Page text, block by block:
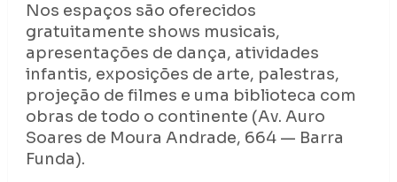
Nos espaços são oferecidos
gratuitamente shows musicais,
apresentações de dança, atividades
infantis, exposições de arte, palestras,
projeção de filmes e uma biblioteca com
obras de todo o continente (Av. Auro
Soares de Moura Andrade, 664 — Barra
Funda).